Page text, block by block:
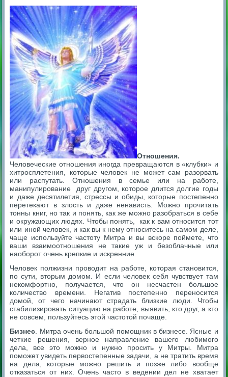
Отношения.
Человеческие отношения иногда превращаются в «клубки» и
хитросплетения, которые человек не может сам разорвать
или распутать. Отношения в семье или на работе,
манипулирование друг другом, которое длится долгие годы
и даже десятилетия, стрессы и обиды, которые постепенно
перетекают в злость и даже ненависть. Можно прочитать
тонны книг, но так и понять, как же можно разобраться в себе
и окружающих людях. Чтобы понять, как к вам относится тот
или иной человек, и как вы к нему относитесь на самом деле,
чаще используйте частоту Митра и вы вскоре поймете, что
ваши взаимоотношения не такие уж и безоблачные или
наоборот очень крепкие и искренние.
Человек полжизни проводит на работе, которая становится,
по сути, вторым домом. И если человек себя чувствует там
некомфортно, получается, что он несчастен большое
количество времени. Негатив постепенно переносится
домой, от чего начинают страдать близкие люди. Чтобы
стабилизировать ситуацию на работе, выявить, кто друг, а кто
не совсем, пользуйтесь этой частотой почаще.
Бизнес . Митра очень большой помощник в бизнесе. Ясные и
четкие решения, верное направление вашего любимого
дела, все это можно и нужно просить у Митры. Митра
поможет увидеть первостепенные задачи, а не тратить время
на дела, которые можно решить и позже либо вообще
отказаться от них. Очень часто в ведении дел не хватает